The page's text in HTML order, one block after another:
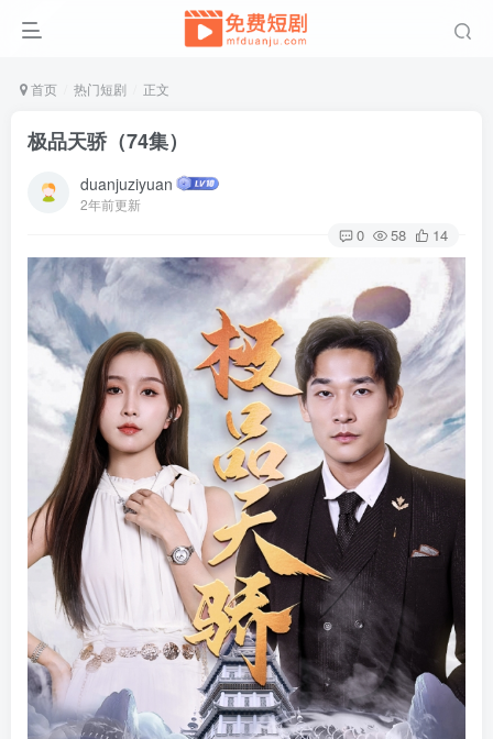
首页 热门短剧 正文
极品天骄（74集）
duanjuziyuan
2年前更新
0 58 14